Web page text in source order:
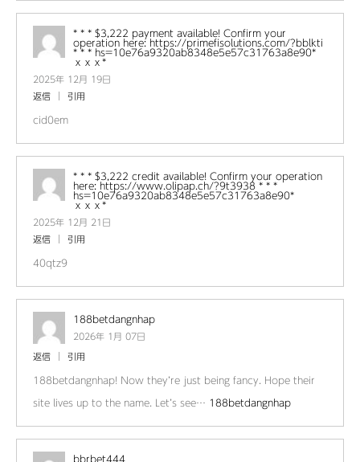
* * * $3,222 payment available! Confirm your
operation here: https://primefisolutions.com/?bblkti
* * * hs=10e76a9320ab8348e5e57c31763a8e90*
ххх*
2025年 12月 19日
返信
引用
cid0em
* * * $3,222 credit available! Confirm your operation
here: https://www.olipap.ch/?9t3938 * * *
hs=10e76a9320ab8348e5e57c31763a8e90*
ххх*
2025年 12月 21日
返信
引用
40qtz9
188betdangnhap
2026年 1月 07日
返信 引用
188betdangnhap! Now they’re just being fancy. Hope their
site lives up to the name. Let’s see… 188betdangnhap
bbrbet444